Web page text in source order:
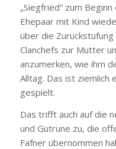
„Siegfried“ zum
Ehepaar mit Kind
über die
Clanchefs zur Mutter
anzumerken, wie ihm
Alltag. Das ist ziemlich
gespielt.
Das trifft auch auf die
und Gutrune zu, die
Fafner übernommen